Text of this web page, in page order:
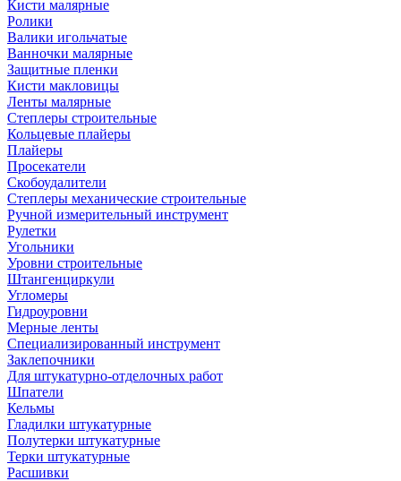
Кисти малярные
Ролики
Валики игольчатые
Ванночки малярные
Защитные пленки
Кисти макловицы
Ленты малярные
Степлеры строительные
Кольцевые плайеры
Плайеры
Просекатели
Скобоудалители
Степлеры механические строительные
Ручной измерительный инструмент
Рулетки
Угольники
Уровни строительные
Штангенциркули
Угломеры
Гидроуровни
Мерные ленты
Специализированный инструмент
Заклепочники
Для штукатурно-отделочных работ
Шпатели
Кельмы
Гладилки штукатурные
Полутерки штукатурные
Терки штукатурные
Расшивки